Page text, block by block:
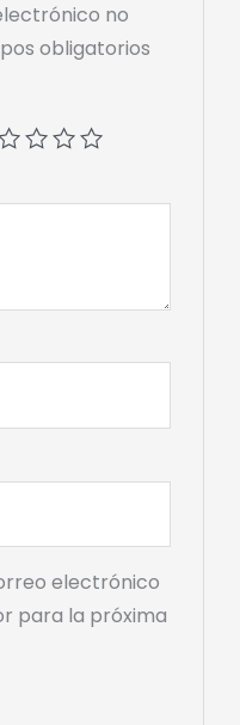
no
obligatorios
electrónico
para la próxima